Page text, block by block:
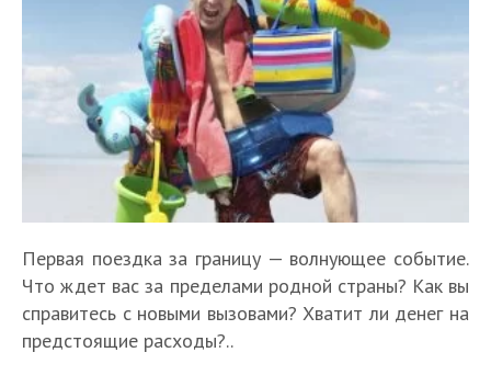
Первая поездка за границу — волнующее событие.
Что ждет вас за пределами родной страны? Как вы
справитесь с новыми вызовами? Хватит ли денег на
предстоящие расходы?..